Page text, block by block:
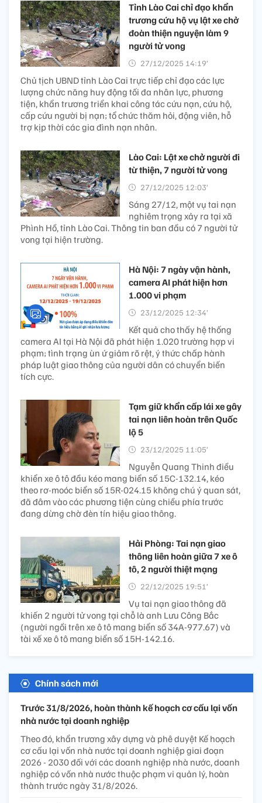
Tỉnh Lào Cai chỉ đạo khẩn
trương cứu hộ vụ lật xe chở
đoàn thiện nguyện làm 9
người tử vong
27/12/2025 14:19’
Chủ tịch UBND tỉnh Lào Cai trực tiếp chỉ đạo các lực
lượng chức năng huy động tối đa nhân lực, phương
tiện, khẩn trương triển khai công tác cứu nạn, cứu hộ,
cấp cứu người bị nạn; tổ chức thăm hỏi, động viên, hỗ
trợ kịp thời các gia đình nạn nhân.
Lào Cai: Lật xe chở người đi
từ thiện, 7 người tử vong
27/12/2025 12:03’
Sáng 27/12, một vụ tai nạn
nghiêm trọng xảy ra tại xã
Phình Hồ, tỉnh Lào Cai. Thông tin ban đầu có 7 người tử
vong tại hiện trường.
Hà Nội: 7 ngày vận hành,
camera AI phát hiện hơn
1.000 vi phạm
23/12/2025 12:34’
Kết quả cho thấy hệ thống
camera AI tại Hà Nội đã phát hiện 1.020 trường hợp vi
phạm; tình trạng ùn ứ giảm rõ rệt, ý thức chấp hành
pháp luật giao thông của người dân có chuyển biến
tích cực.
Tạm giữ khẩn cấp lái xe gây
tai nạn liên hoàn trên Quốc
lộ 5
23/12/2025 11:05’
Nguyễn Quang Thinh điều
khiển xe ô tô đầu kéo mang biển số 15C-132.14, kéo
theo rơ-moóc biển số 15R-024.15 không chú ý quan sát,
đã đâm vào các phương tiện cùng chiều phía trước
đang dừng chờ đèn tín hiệu giao thông.
Hải Phòng: Tai nạn giao
thông liên hoàn giữa 7 xe ô
tô, 2 người thiệt mạng
22/12/2025 19:51’
Vụ tai nạn giao thông đã
khiến 2 người tử vong tại chỗ là anh Lưu Công Bắc
(người ngồi trên xe ô tô mang biển số 34A-977.67) và
tài xế xe ô tô mang biển số 15H-142.16.
Chính sách mới
Trước 31/8/2026, hoàn thành kế hoạch cơ cấu lại vốn
nhà nước tại doanh nghiệp
Theo đó, khẩn trương xây dựng và phê duyệt Kế hoạch
cơ cấu lại vốn nhà nước tại doanh nghiệp giai đoạn
2026 - 2030 đối với các doanh nghiệp nhà nước, doanh
nghiệp có vốn nhà nước thuộc phạm vi quản lý, hoàn
thành trước ngày 31/8/2026.